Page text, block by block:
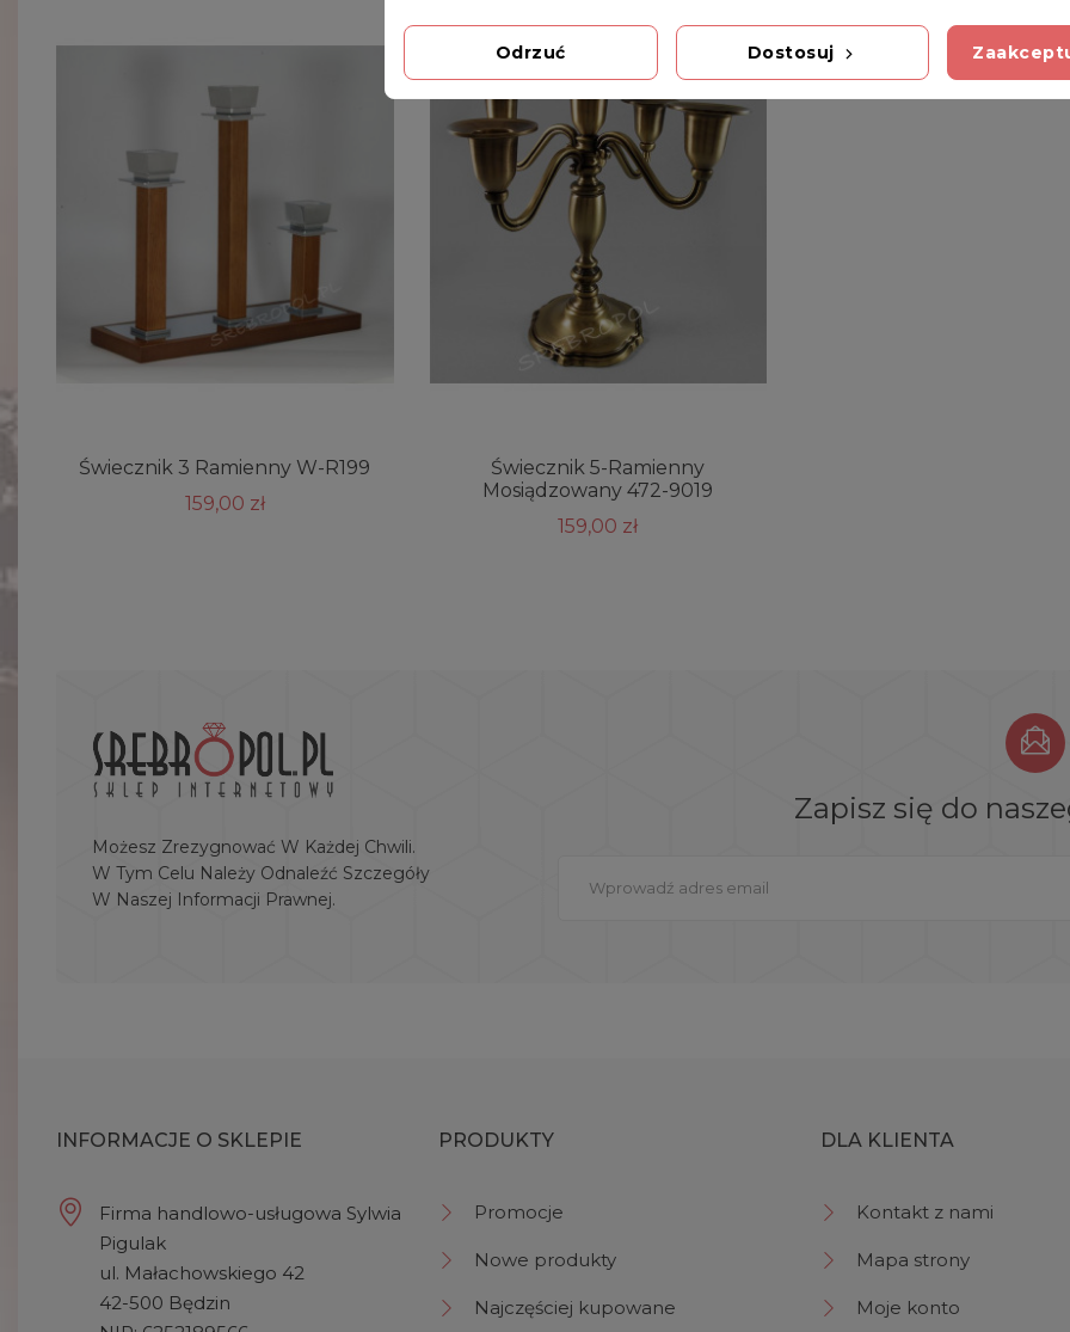
Świecznik 3 Ramienny W-R199
159,00 zł
Świecznik 5-Ramienny
Mosiądzowany 472-9019
159,00 zł
Możesz Zrezygnować W Każdej Chwili.
W Tym Celu Należy Odnaleźć Szczegóły
W Naszej Informacji Prawnej.
Zapisz się do
INFORMACJE O SKLEPIE
Firma handlowo-usługowa Sylwia
Pigulak
ul. Małachowskiego 42
42-500 Będzin
PRODUKTY
Promocje
Nowe produkty
Najczęściej kupowane
DLA KLIENTA
Kontakt z nami
Mapa strony
Moje konto
Odrzuć Dostosuj